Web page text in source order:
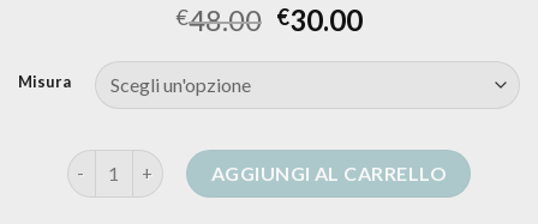
€48.00 €30.00
Misura
cardigan lana donna lungo quantità
AGGIUNGI AL CARRELLO